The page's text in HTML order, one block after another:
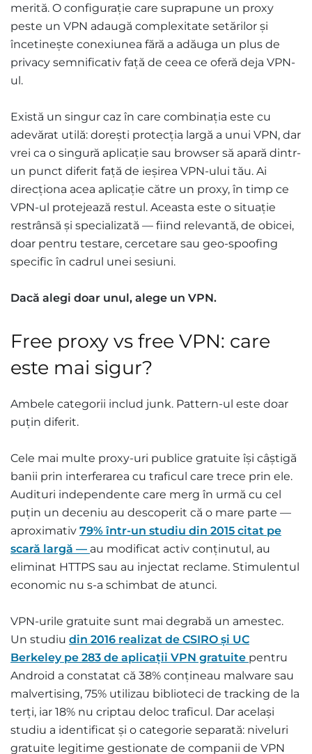
merită. O configurație care suprapune un proxy
peste un VPN adaugă complexitate setărilor și
încetinește conexiunea fără a adăuga un plus de
privacy semnificativ față de ceea ce oferă deja VPN-
ul.
Există un singur caz în care combinația este cu
adevărat utilă: dorești protecția largă a unui VPN, dar
vrei ca o singură aplicație sau browser să apară dintr-
un punct diferit față de ieșirea VPN-ului tău. Ai
direcționa acea aplicație către un proxy, în timp ce
VPN-ul protejează restul. Aceasta este o situație
restrânsă și specializată — fiind relevantă, de obicei,
doar pentru testare, cercetare sau geo-spoofing
specific în cadrul unei sesiuni.
Dacă alegi doar unul, alege un VPN.
Free proxy vs free VPN: care
este mai sigur?
Ambele categorii includ junk. Pattern-ul este doar
puțin diferit.
Cele mai multe proxy-uri publice gratuite își câștigă
banii prin interferarea cu traficul care trece prin ele.
Audituri independente care merg în urmă cu cel
puțin un deceniu au descoperit că o mare parte —
aproximativ 79% într-un studiu din 2015 citat pe
scară largă — au modificat activ conținutul, au
eliminat HTTPS sau au injectat reclame. Stimulentul
economic nu s-a schimbat de atunci.
VPN-urile gratuite sunt mai degrabă un amestec.
Un studiu din 2016 realizat de CSIRO și UC
Berkeley pe 283 de aplicații VPN gratuite pentru
Android a constatat că 38% conțineau malware sau
malvertising, 75% utilizau biblioteci de tracking de la
terți, iar 18% nu criptau deloc traficul. Dar același
studiu a identificat și o categorie separată: niveluri
gratuite legitime gestionate de companii de VPN